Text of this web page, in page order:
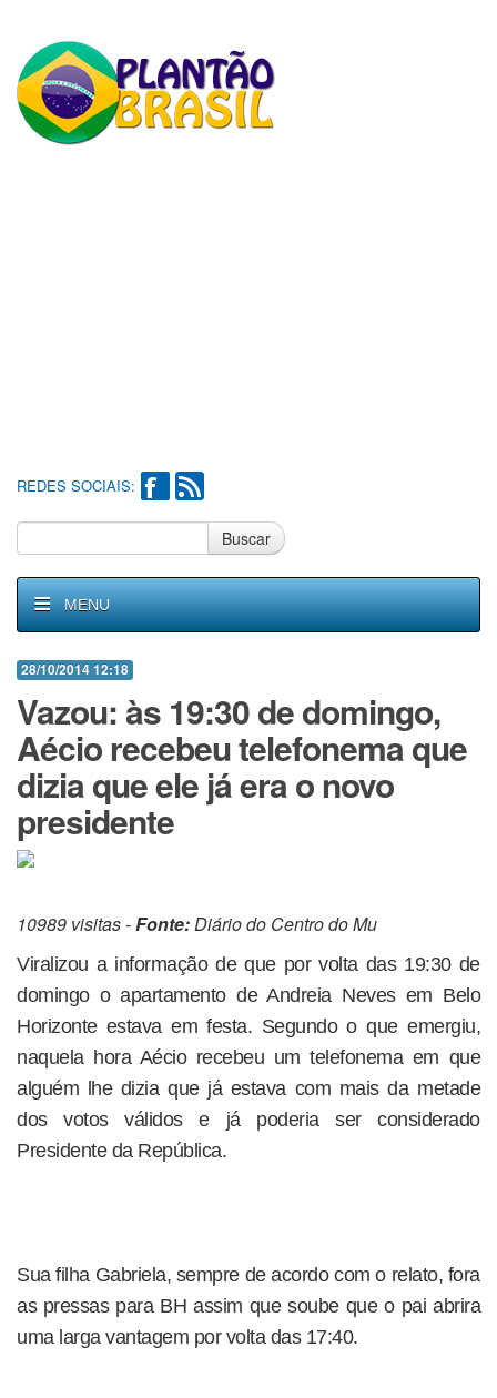
REDES SOCIAIS:
Buscar
MENU
28/10/2014 12:18
Vazou: às 19:30 de domingo,
Aécio recebeu telefonema que
dizia que ele já era o novo
presidente
10989 visitas -Fonte:Diário do Centro do Mu
Viralizou a informação de que por volta das 19:30 de
domingo o apartamento de Andreia Neves em Belo
Horizonte estava em festa. Segundo o que emergiu,
naquela hora Aécio recebeu um telefonema em que
alguém lhe dizia que já estava com mais da metade
dos votos válidos e já poderia ser considerado
Presidente da República.
Sua filha Gabriela, sempre de acordo com o relato, fora
as pressas para BH assim que soube que o pai abrira
uma larga vantagem por volta das 17:40.